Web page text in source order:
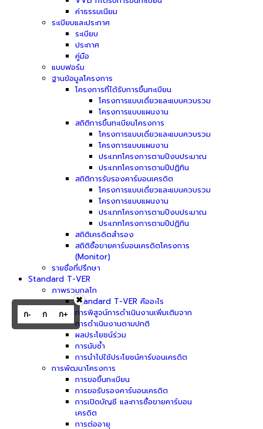
ค่าธรรมเนียม
ระเบียบและประกาศ
ระเบียบ
ประกาศ
คู่มือ
แบบฟอร์ม
ฐานข้อมูลโครงการ
โครงการที่ได้รับการขึ้นทะเบียน
โครงการแบบเดี่ยวและแบบควบรวม
โครงการแบบแผนงาน
สถิติการขึ้นทะเบียนโครงการ
โครงการแบบเดี่ยวและแบบควบรวม
โครงการแบบแผนงาน
ประเภทโครงการตามปีงบประมาณ
ประเภทโครงการตามปีปฏิทิน
สถิติการรับรองคาร์บอนเครดิต
โครงการแบบเดี่ยวและแบบควบรวม
โครงการแบบแผนงาน
ประเภทโครงการตามปีงบประมาณ
ประเภทโครงการตามปีปฏิทิน
สถิติเครดิตสำรอง
สถิติซื้อขายคาร์บอนเครดิตโครงการ
(Monitor)
รายชื่อที่ปรึกษา
Standard T-VER
ภาพรวมกลไก
Standard T-VER คืออะไร
การพิสูจน์การดำเนินงานเพิ่มเติมจาก
การดำเนินงานตามปกติ
ผลประโยชน์ร่วม
การนับซ้ำ
การนำไปใช้ประโยชน์คาร์บอนเครดิต
การพัฒนาโครงการ
การขอขึ้นทะเบียน
การขอรับรองคาร์บอนเครดิต
การเปิดบัญชี และการซื้อขายคาร์บอน
เครดิต
การต่ออายุ
ก- ก ก+
✖